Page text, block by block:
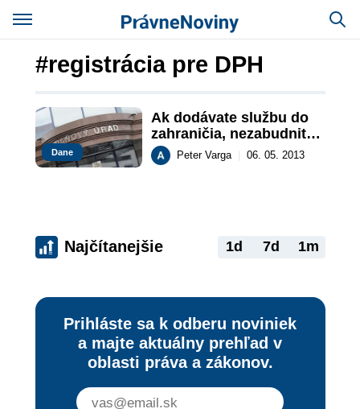
#registrácia pre DPH
Dane
Ak dodávate službu do
zahraničia, nezabudnite
na DPHPeter Varga 06. 05. 2013
Najčítanejšie 1d 7d 1m
Prihláste sa k odberu noviniek
a majte aktuálny prehľad v
oblasti práva a zákonov.